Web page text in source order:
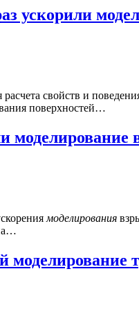
ускорили
свойств и
поверхностей…
моделирования